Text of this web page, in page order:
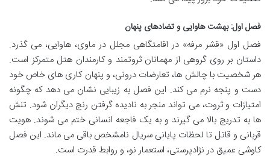
فصل اول: بهشت هاوایی و تضادهای پنهان
فصل اول «قشر مرفه» در اقامتگاهی مجلل در ماوی، هاوایی، می گذرد.
داستان بر روی گروهی از مهمانان ثروتمند و کارمندان هتل متمرکز است.
هر شخصیت با چالش ها، تعارضات درونی، و پنهان کاری های خاص خود
دست و پنجه نرم می کند. این فصل به زیبایی نشان می دهد که چگونه
امتیازات و ثروت، می تواند منجر به نادیده گرفتن رنج دیگران شود. تنش
ها به تدریج بالا می گیرند و به یک فاجعه انسانی ختم می شوند. هویت
قربانی و قاتل تا لحظات پایانی سریال نامشخص باقی می ماند. این فصل
کاوشی عمیق در نژادپرستی، استعمار نو، و روابط قدرت است.